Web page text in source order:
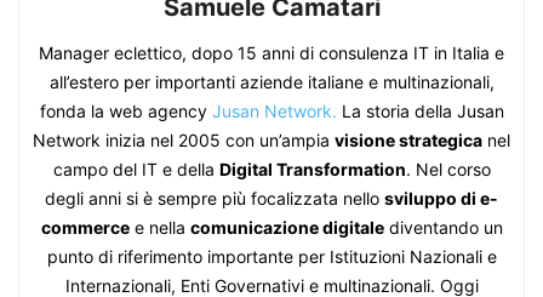
Samuele Camatari
Manager eclettico, dopo 15 anni di consulenza IT in Italia e
all’estero per importanti aziende italiane e multinazionali,
fonda la web agency Jusan Network. La storia della Jusan
Network inizia nel 2005 con un’ampia visione strategica nel
campo del IT e della Digital Transformation. Nel corso
degli anni si è sempre più focalizzata nello sviluppo di e-
commercee nella comunicazione digitalediventando un
punto di riferimento importante per Istituzioni Nazionali e
Internazionali, Enti Governativi e multinazionali. Oggi